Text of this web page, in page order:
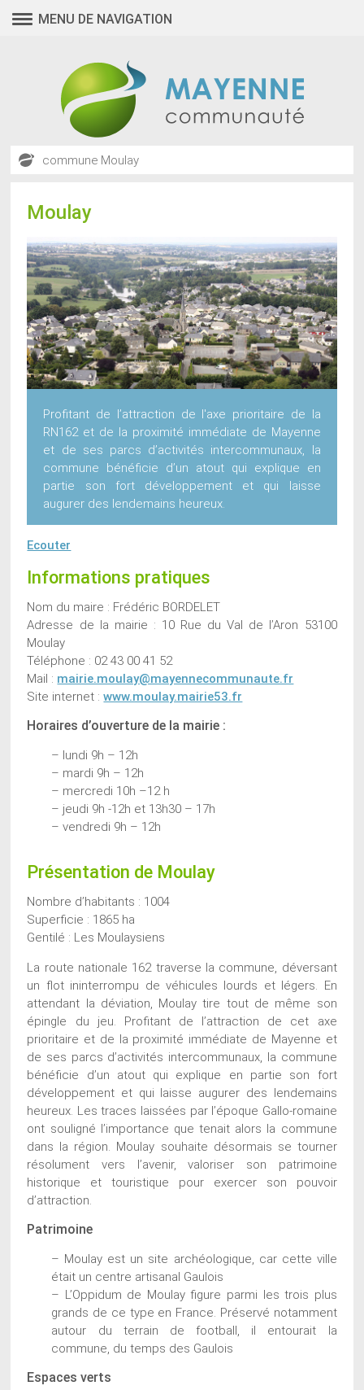
MENU DE NAVIGATION
commune Moulay
Moulay
Profitant de l’attraction de l'axe prioritaire de la
RN162 et de la proximité immédiate de Mayenne
et de ses parcs d’activités intercommunaux, la
commune bénéficie d’un atout qui explique en
partie son fort développement et qui laisse
augurer des lendemains heureux.
Ecouter
Informations pratiques
Nom du maire : Frédéric BORDELET
Adresse de la mairie : 10 Rue du Val de l’Aron 53100
Moulay
Téléphone : 02 43 00 41 52
Mail : mairie.moulay@mayennecommunaute.fr
Site internet :www.moulay.mairie53.fr
Horaires d’ouverture de la mairie :
– lundi 9h – 12h
– mardi 9h – 12h
– mercredi 10h –12 h
– jeudi 9h -12h et 13h30 – 17h
– vendredi 9h – 12h
Présentation de Moulay
Nombre d’habitants : 1004
Superficie : 1865 ha
Gentilé : Les Moulaysiens
La route nationale 162 traverse la commune, déversant
un flot ininterrompu de véhicules lourds et légers. En
attendant la déviation, Moulay tire tout de même son
épingle du jeu. Profitant de l’attraction de cet axe
prioritaire et de la proximité immédiate de Mayenne et
de ses parcs d’activités intercommunaux, la commune
bénéficie d’un atout qui explique en partie son fort
développement et qui laisse augurer des lendemains
heureux. Les traces laissées par l’époque Gallo-romaine
ont souligné l’importance que tenait alors la commune
dans la région. Moulay souhaite désormais se tourner
résolument vers l’avenir, valoriser son patrimoine
historique et touristique pour exercer son pouvoir
d’attraction.
Patrimoine
– Moulay est un site archéologique, car cette ville
était un centre artisanal Gaulois
– L’Oppidum de Moulay figure parmi les trois plus
grands de ce type en France. Préservé notamment
autour du terrain de football, il entourait la
commune, du temps des Gaulois
Espaces verts